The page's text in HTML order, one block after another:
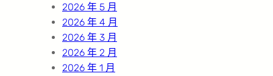
2026 年 5 月
2026 年 4 月
2026 年 3 月
2026 年 2 月
2026 年 1 月